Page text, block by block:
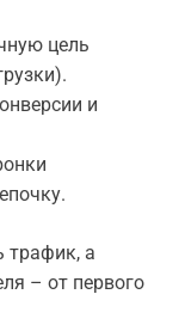
цель
и
трафик, а
– от первого